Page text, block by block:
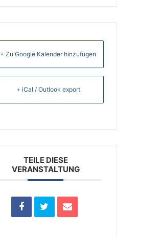
+ Zu Google Kalender hinzufügen
+ iCal / Outlook export
TEILE DIESE
VERANSTALTUNG